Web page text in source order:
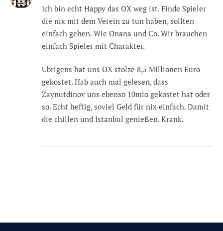
Ich bin echt Happy das OX weg ist. Finde Spieler
die nix mit dem Verein zu tun haben, sollten
einfach gehen. Wie Onana und Co. Wir brauchen
einfach Spieler mit Charakter.
Übrigens hat uns OX stolze 8,5 Millionen Euro
gekostet. Hab auch mal gelesen, dass
Zaynutdinov uns ebenso 10mio gekostet hat oder
so. Echt heftig, soviel Geld für nix einfach. Damit
die chillen und Istanbul genießen. Krank.